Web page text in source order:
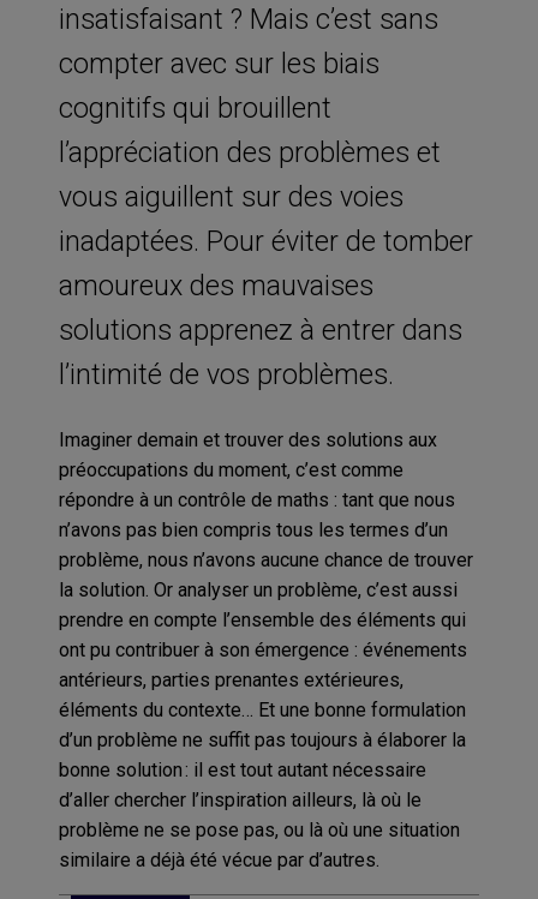
insatisfaisant ? Mais c’est sans
compter avec sur les biais
cognitifs qui brouillent
l’appréciation des problèmes et
vous aiguillent sur des voies
inadaptées. Pour éviter de tomber
amoureux des mauvaises
solutions apprenez à entrer dans
l’intimité de vos problèmes.
Imaginer demain et trouver des solutions aux
préoccupations du moment, c’est comme
répondre à un contrôle de maths : tant que nous
n’avons pas bien compris tous les termes d’un
problème, nous n’avons aucune chance de trouver
la solution. Or analyser un problème, c’est aussi
prendre en compte l’ensemble des éléments qui
ont pu contribuer à son émergence : événements
antérieurs, parties prenantes extérieures,
éléments du contexte… Et une bonne formulation
d’un problème ne suffit pas toujours à élaborer la
bonne solution : il est tout autant nécessaire
d’aller chercher l’inspiration ailleurs, là où le
problème ne se pose pas, ou là où une situation
similaire a déjà été vécue par d’autres.